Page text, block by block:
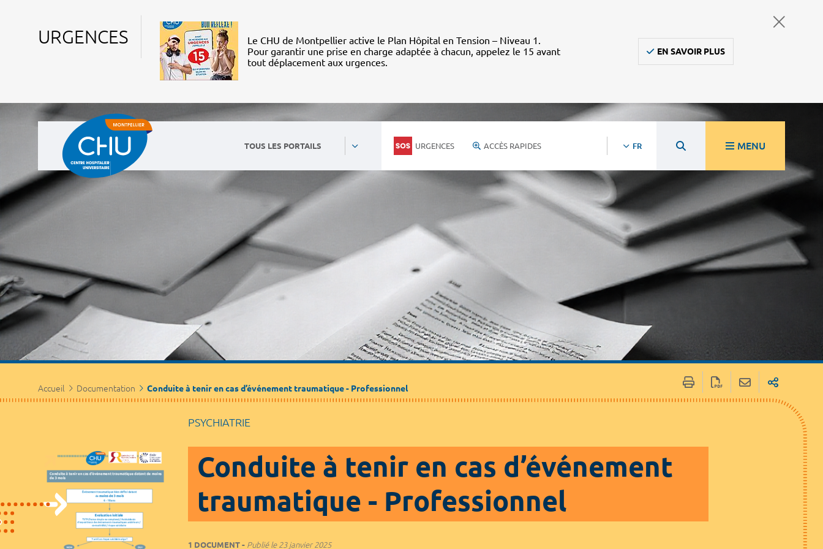
URGENCES
Le CHU de Montpellier active le Plan Hôpital en Tension – Niveau 1.
Pour garantir une prise en charge adaptée à chacun, appelez le 15 avant
tout déplacement aux urgences.
EN SAVOIR PLUS
TOUS LES PORTAILS URGENCES ACCÈS RAPIDES FR MENU
Accueil Documentation Conduite à tenir en cas d’événement traumatique - Professionnel
PSYCHIATRIE
Conduite à tenir en cas d’événement
traumatique - Professionnel
1 DOCUMENT Publié le23 janvier 2025